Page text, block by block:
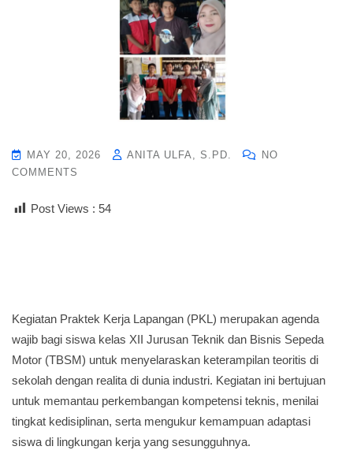
MAY 20, 2026 ANITA ULFA, S.PD.
NO
COMMENTS
Post Views : 54
Kegiatan Praktek Kerja Lapangan (PKL) merupakan agenda
wajib bagi siswa kelas XII Jurusan Teknik dan Bisnis Sepeda
Motor (TBSM) untuk menyelaraskan keterampilan teoritis di
sekolah dengan realita di dunia industri. Kegiatan ini bertujuan
untuk memantau perkembangan kompetensi teknis, menilai
tingkat kedisiplinan, serta mengukur kemampuan adaptasi
siswa di lingkungan kerja yang sesungguhnya.